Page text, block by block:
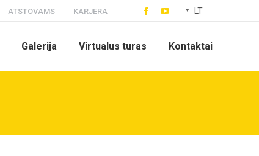
ATSTOVAMS KARJERA
Facebook
opens
YouTube
opens
LT
Galerija Virtualus turas Kontaktai